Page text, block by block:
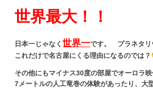
世界最大！！
日本一じゃなく世界一です。 プラネタリ
これだけで名古屋にくる理由になるのでは？
その他にもマイナス30度の部屋でオーロラ
7メートルの人工竜巻の体験があったり、大